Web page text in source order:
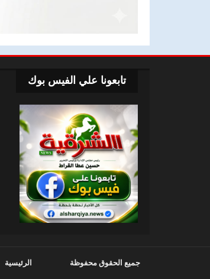
تابعونا علي الفيس بوك
الرئيسية جميع الحقوق محفوظة